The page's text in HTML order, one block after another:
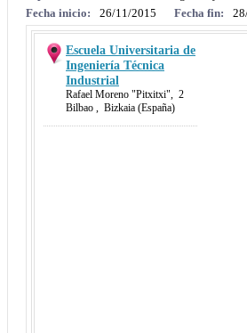
Fecha inicio:
26/11/2015 Fecha fin:
Escuela Universitaria de
Ingeniería Técnica
Industrial
Rafael Moreno "Pitxitxi"
2
Bilbao
Bizkaia (España)